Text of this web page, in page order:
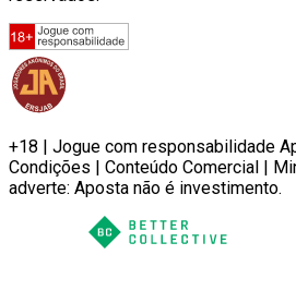
+18 | Jogue com responsabilidade
Condições | Conteúdo Comercial |
adverte: Aposta não é investimento.